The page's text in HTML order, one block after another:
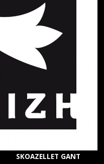
SKOAZELLET GANT